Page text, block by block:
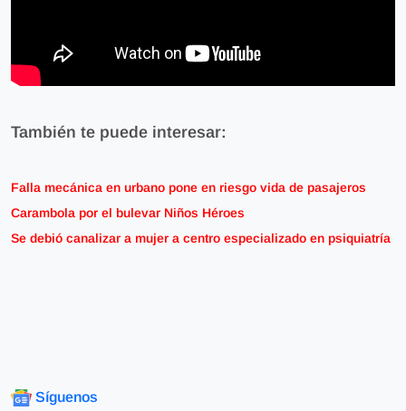
También te puede interesar:
Falla mecánica en urbano pone en riesgo vida de pasajeros
Carambola por el bulevar Niños Héroes
Se debió canalizar a mujer a centro especializado en psiquiatría
Síguenos